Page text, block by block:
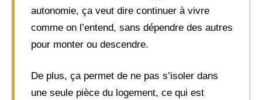
autonomie, ça veut dire continuer à vivre
comme on l’entend, sans dépendre des autres
pour monter ou descendre.
De plus, ça permet de ne pas s’isoler dans
une seule pièce du logement, ce qui est